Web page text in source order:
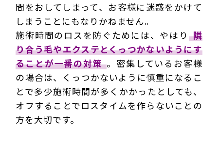
間をおしてしまって、お客様に迷惑をかけて
しまうことにもなりかねません。
施術時間のロスを防ぐためには、やはり 隣
り合う毛やエクステとくっつかないようにす
ることが一番の対策 。密集しているお客様
の場合は、くっつかないように慎重になるこ
とで多少施術時間が多くかかったとしても、
オフすることでロスタイムを作らないことの
方を大切です。